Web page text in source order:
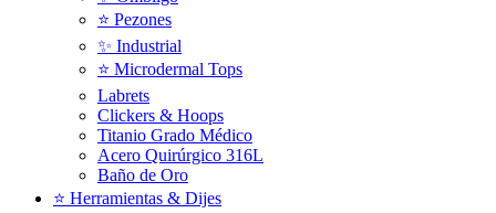
⭐️ Pezones
✨ Industrial
⭐️ Microdermal Tops
Labrets
Clickers & Hoops
Titanio Grado Médico
Acero Quirúrgico 316L
Baño de Oro
⭐ Herramientas & Dijes